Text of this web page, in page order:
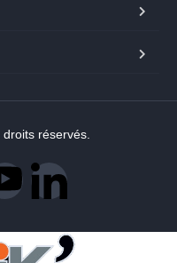
réservés.